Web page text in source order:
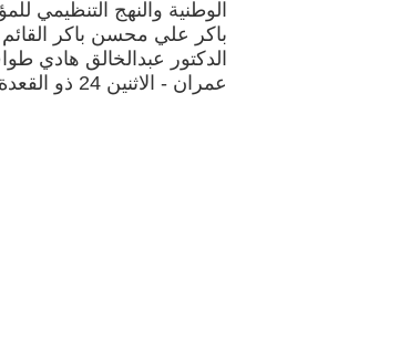
الوطنية والنهج التنظيمي
باكر علي محسن باكر
الدكتور عبدالخالق هادي
عمران - الاثنين 24 ذو القعدة 1447هـ الموافق 11 مايو 2026م